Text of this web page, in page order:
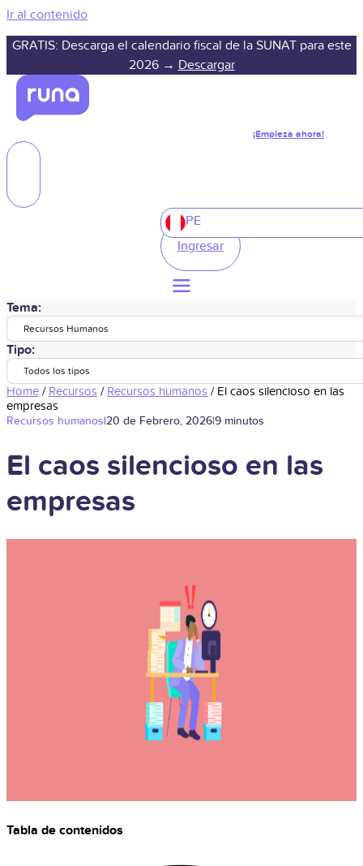
Ir al contenido
GRATIS: Descarga el calendario fiscal de la SUNAT para este
2026 → Descargar
¡Empieza ahora!
PE
Ingresar
Tema:
Recursos Humanos
Tipo:
Todos los tipos
Home / Recursos / Recursos humanos / El caos silencioso en las
empresas
Recursos humanos|20 de Febrero, 2026|9 minutos
El caos silencioso en las
empresas
Tabla de contenidos